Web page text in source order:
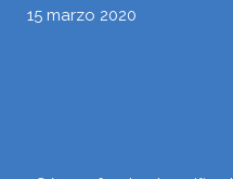
15 marzo 2020